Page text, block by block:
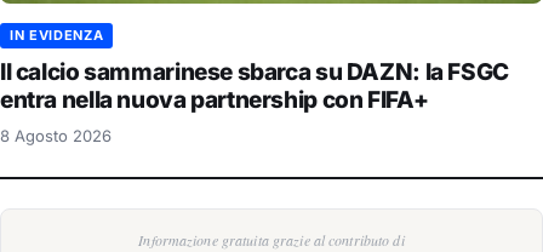
IN EVIDENZA
Il calcio sammarinese sbarca su DAZN: la FSGC
entra nella nuova partnership con FIFA+
8 Agosto 2026
Informazione gratuita grazie al contributo di